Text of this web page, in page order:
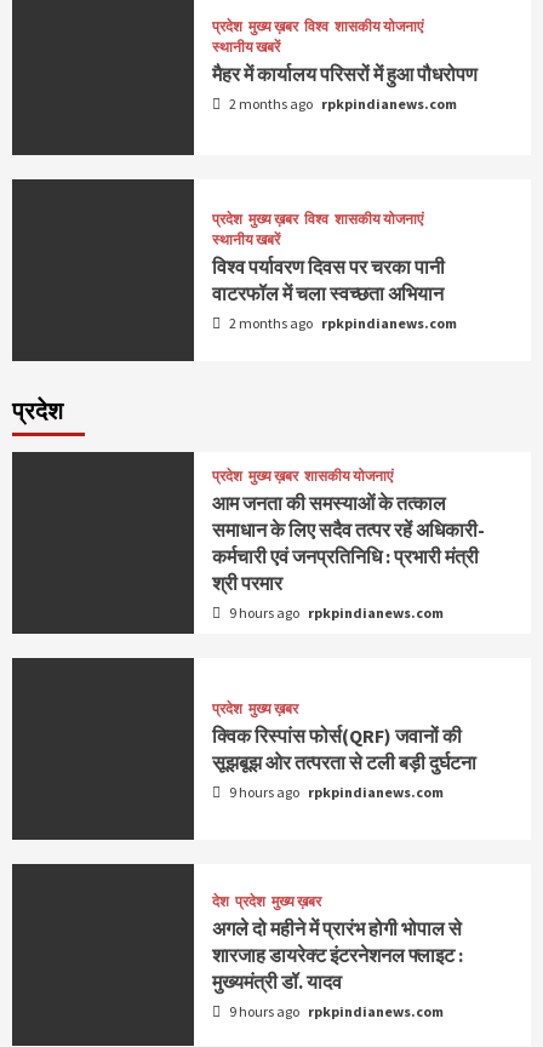
प्रदेश मुख्य ख़बर विश्व शासकीय योजनाएं
स्थानीय खबरें
मैहर में कार्यालय परिसरों में हुआ पौधरोपण
2 months ago rpkpindianews.com
प्रदेश मुख्य ख़बर विश्व शासकीय योजनाएं
स्थानीय खबरें
विश्व पर्यावरण दिवस पर चरका पानी
वाटरफॉल में चला स्वच्छता अभियान
2 months ago rpkpindianews.com
प्रदेश
प्रदेश मुख्य ख़बर शासकीय योजनाएं
आम जनता की समस्याओं के तत्काल
समाधान के लिए सदैव तत्पर रहें अधिकारी-
कर्मचारी एवं जनप्रतिनिधि : प्रभारी मंत्री
श्री परमार
9 hours ago rpkpindianews.com
प्रदेश मुख्य ख़बर
क्विक रिस्पांस फोर्स(QRF) जवानों की
सूझबूझ ओर तत्परता से टली बड़ी दुर्घटना
9 hours ago rpkpindianews.com
देश प्रदेश मुख्य ख़बर
अगले दो महीने में प्रारंभ होगी भोपाल से
शारजाह डायरेक्ट इंटरनेशनल फ्लाइट :
मुख्यमंत्री डॉ. यादव
9 hours ago rpkpindianews.com